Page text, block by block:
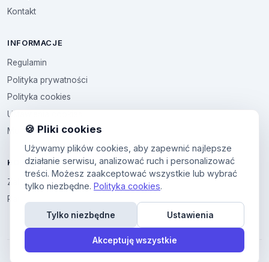
Kontakt
INFORMACJE
Regulamin
Polityka prywatności
Polityka cookies
Ustawienia cookies
Multikod
KONTO
Zaloguj sie
Panel uzytkownika
🍪 Pliki cookies
Używamy plików cookies, aby zapewnić najlepsze
działanie serwisu, analizować ruch i personalizować
treści. Możesz zaakceptować wszystkie lub wybrać
tylko niezbędne. Polityka cookies.
Tylko niezbędne Ustawienia
Akceptuję wszystkie